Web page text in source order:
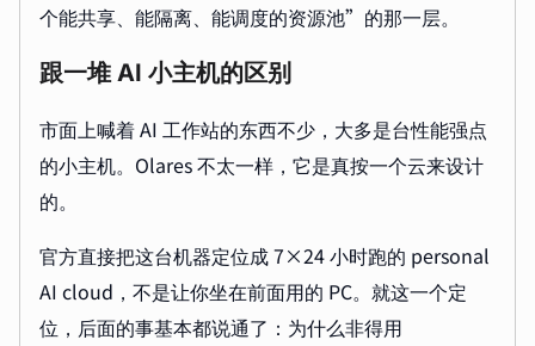
个能共享、能隔离、能调度的资源池”的那一层。
跟一堆 AI 小主机的区别
市面上喊着 AI 工作站的东西不少，大多是台性能强点
的小主机。Olares 不太一样，它是真按一个云来设计
的。
官方直接把这台机器定位成 7×24 小时跑的 personal
AI cloud，不是让你坐在前面用的 PC。就这一个定
位，后面的事基本都说通了：为什么非得用